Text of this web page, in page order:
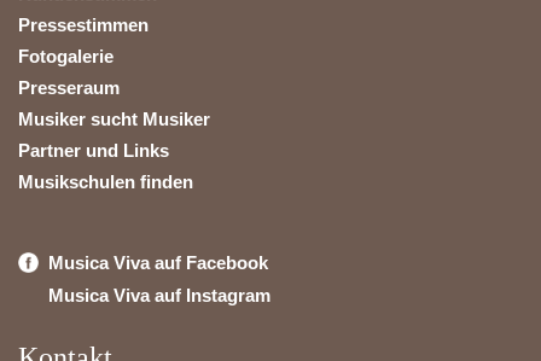
Pressestimmen
Fotogalerie
Presseraum
Musiker sucht Musiker
Partner und Links
Musikschulen finden
Musica Viva auf Facebook
Musica Viva auf Instagram